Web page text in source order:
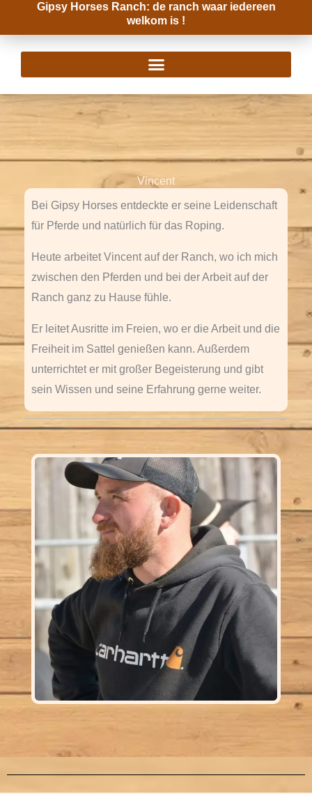
springen
Gipsy Horses Ranch: de ranch waar iedereen
welkom is !
Vincent
Bei Gipsy Horses entdeckte er seine Leidenschaft
für Pferde und natürlich für das Roping.
Heute arbeitet Vincent auf der Ranch, wo ich mich
zwischen den Pferden und bei der Arbeit auf der
Ranch ganz zu Hause fühle.
Er leitet Ausritte im Freien, wo er die Arbeit und die
Freiheit im Sattel genießen kann. Außerdem
unterrichtet er mit großer Begeisterung und gibt
sein Wissen und seine Erfahrung gerne weiter.